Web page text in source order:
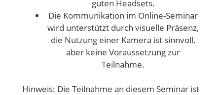
guten Headsets.
Die Kommunikation im Online-Seminar
wird unterstützt durch visuelle Präsenz,
die Nutzung einer Kamera ist sinnvoll,
aber keine Voraussetzung zur
Teilnahme.
Hinweis: Die Teilnahme an diesem Seminar ist